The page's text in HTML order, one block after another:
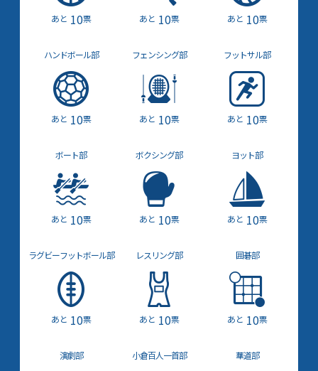
10票 10票 10票
ハンドボール部
10票
フェンシング部
10票
フットサル部
10票
ボート部
10票
ボクシング部
10票
ヨット部
10票
ラグビーフットボール部
10票
レスリング部
10票
囲碁部
10票
演劇部 小倉百人一首部 華道部